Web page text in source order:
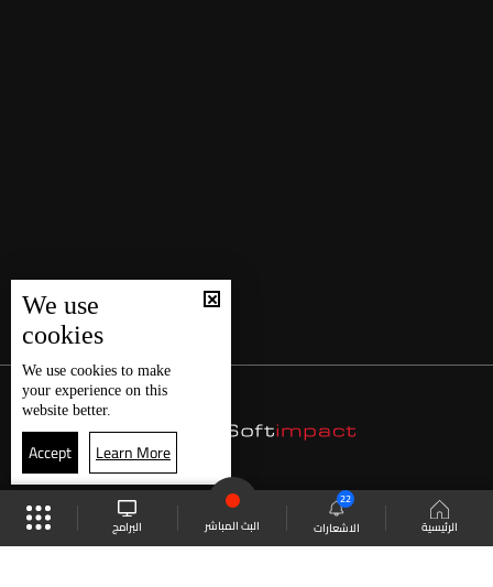
الرئيسية الاشعارات
22
البث المباشر البرامج
We use
cookies
We use cookies to make
your experience on this
website better.
Accept Learn More
موقع البرامج الجدول البث المباشر